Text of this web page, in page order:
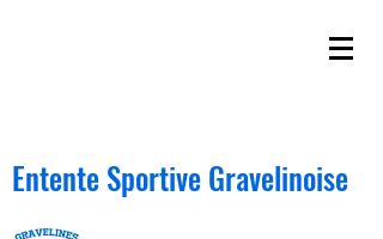
Entente Sportive Gravelinoise